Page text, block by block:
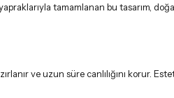
tamamlanan bu tasarım,
ve uzun süre canlılığını korur.